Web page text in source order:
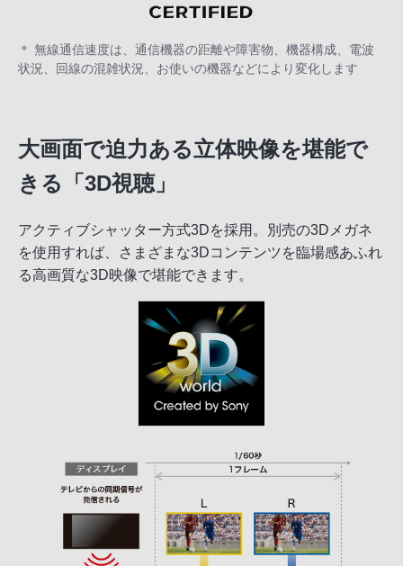
＊ 無線通信速度は、通信機器の距離や障害物、機器構成、電波
状況、回線の混雑状況、お使いの機器などにより変化します
大画面で迫力ある立体映像を堪能で
きる「3D視聴」
アクティブシャッター方式3Dを採用。別売の3Dメガネ
を使用すれば、さまざまな3Dコンテンツを臨場感あふれ
る高画質な3D映像で堪能できます。